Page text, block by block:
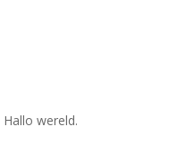
Hallo wereld.